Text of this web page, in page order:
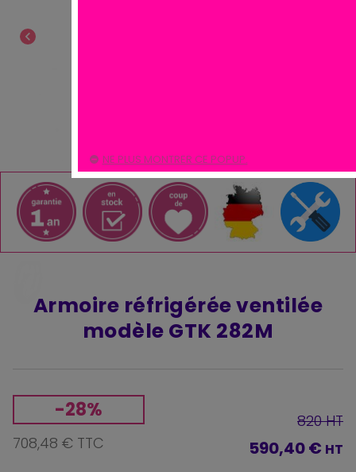
chevron_left
Armoire réfrigérée ventilée
modèle GTK 282M
-28%
708,48 € TTC
820 HT
590,40 € HT
NE PLUS MONTRER CE POPUP.